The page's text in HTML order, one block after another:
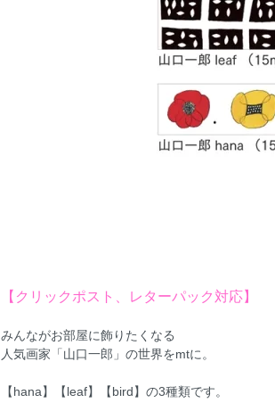
【クリックポスト、レターパック対応】
みんながお部屋に飾りたくなる
人気画家「山口一郎」の世界をmtに。
【hana】【leaf】【bird】の3種類です。